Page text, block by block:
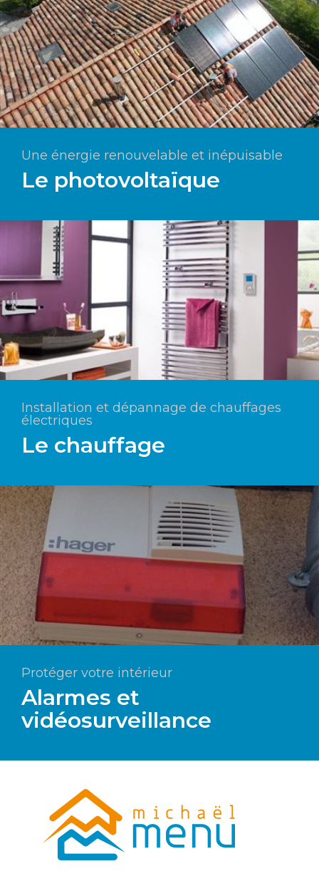
Une énergie renouvelable et inépuisable
Le photovoltaïque
Installation et dépannage de chauffages
électriques
Le chauffage
Protéger votre intérieur
Alarmes et
vidéosurveillance